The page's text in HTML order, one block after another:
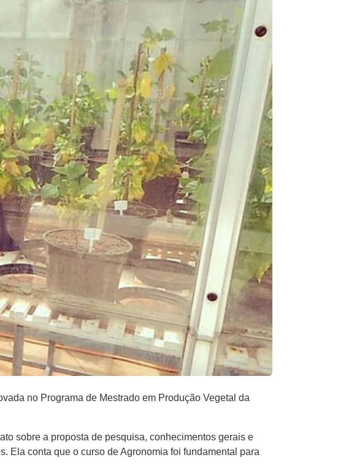
no Programa de Mestrado em Produção Vegetal da
sobre a proposta de pesquisa, conhecimentos gerais e
Ela conta que o curso de Agronomia foi fundamental para